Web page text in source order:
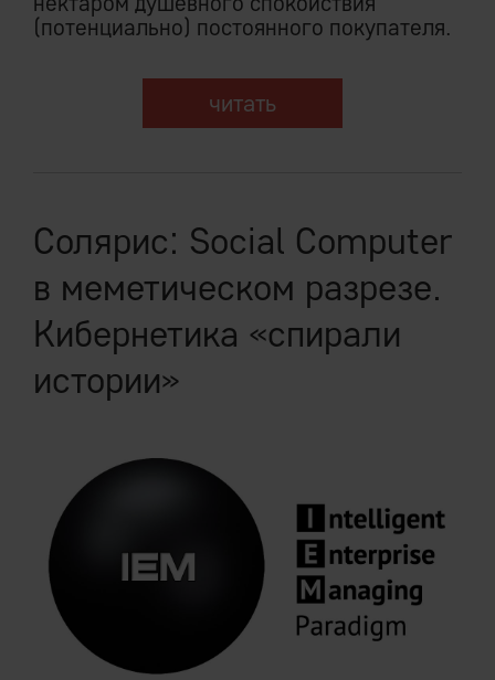
(потенциально) постоянного покупателя.
читать
Солярис: Social Computer
в меметическом разрезе.
Кибернетика «спирали
истории»